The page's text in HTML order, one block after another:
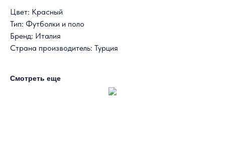
Цвет: Красный
Тип: Футболки и поло
Бренд: Италия
Страна производитель: Турция
Смотреть еще